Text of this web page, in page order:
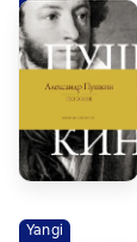
Yangi